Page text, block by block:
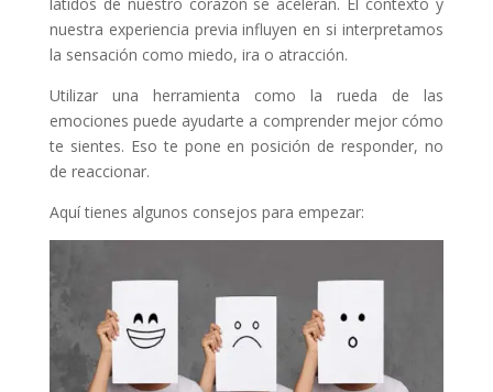
nuestra experiencia previa influyen en si interpretamos
la sensación como miedo, ira o atracción.
Utilizar una herramienta como la rueda de las
emociones puede ayudarte a comprender mejor cómo
te sientes. Eso te pone en posición de responder, no
de reaccionar.
Aquí tienes algunos consejos para empezar: